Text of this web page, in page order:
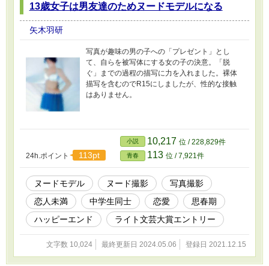
13歳女子は男友達のためヌードモデルになる
矢木羽研
写真が趣味の男の子への「プレゼント」とし
て、自らを被写体にする女の子の決意。「脱
ぐ」までの過程の描写に力を入れました。裸体
描写を含むのでR15にしましたが、性的な接触
はありません。
24h.ポイント 113pt
小説 10,217 位 / 228,829件
青春 113 位 / 7,921件
ヌードモデル ヌード撮影
写真撮影
恋人未満
中学生同士 恋愛
思春期
ハッピーエンド
ライト文芸大賞エントリー
文字数 10,024 最終更新日 2024.05.06 登録日 2021.12.15